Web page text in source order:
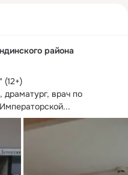
района
(12+)
драматург, врач по